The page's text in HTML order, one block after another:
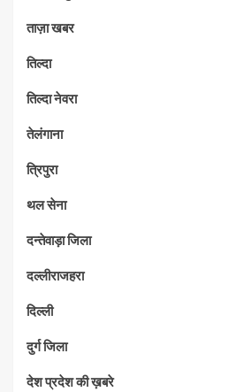
ताज़ा खबर
तिल्दा
तिल्दा नेवरा
तेलंगाना
त्रिपुरा
थल सेना
दन्तेवाड़ा जिला
दल्लीराजहरा
दिल्ली
दुर्ग जिला
देश प्रदेश की ख़बरे